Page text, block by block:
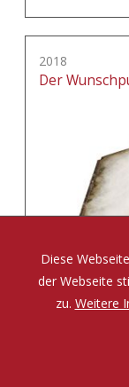
2018
Der
Eine
Diese
der Webseite
zu. Weitere